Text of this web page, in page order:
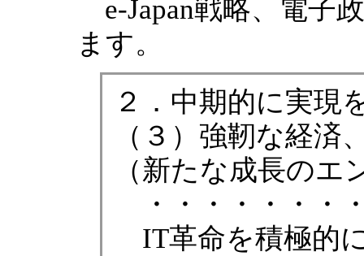
e-Japan戦略、電子
ます。
２．中期的に実現
（３）強靭な経済
（新たな成長のエ
・・・・・・・
IT革命を積極的